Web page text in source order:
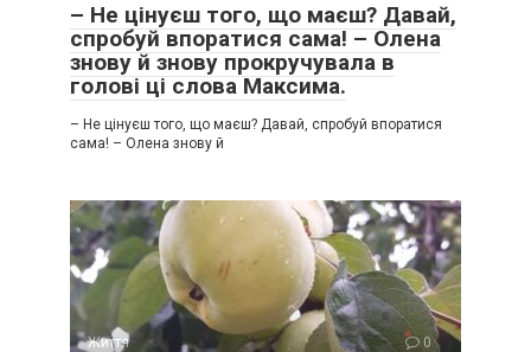
– Не цінуєш того, що маєш? Давай,
спробуй впоратися сама! – Олена
знову й знову прокручувала в
голові ці слова Максима.
– Не цінуєш того, що маєш? Давай, спробуй впоратися
сама! – Олена знову й
Життя 0